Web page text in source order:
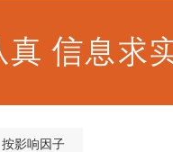
按影响因子